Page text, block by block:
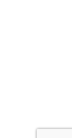
急を要する場
法令に基づく
は、ユーザ
ります。
シー）の取り
ことがありま
ような本ポリ
、当社所定の